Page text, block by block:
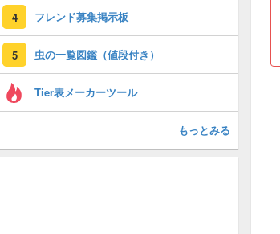
4 フレンド募集掲示板
5 虫の一覧図鑑（値段付き）
Tier表メーカーツール
もっとみる